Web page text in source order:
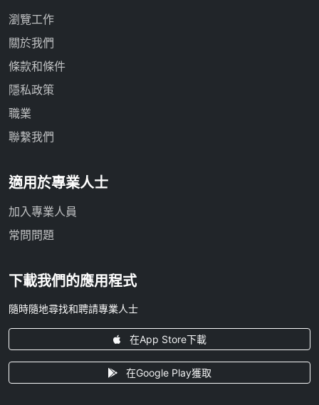
瀏覽工作
關於我們
條款和條件
隱私政策
職業
聯繫我們
適用於專業人士
加入專業人員
常問問題
下載我們的應用程式
隨時隨地尋找和聘請專業人士
在App Store下載
在Google Play獲取